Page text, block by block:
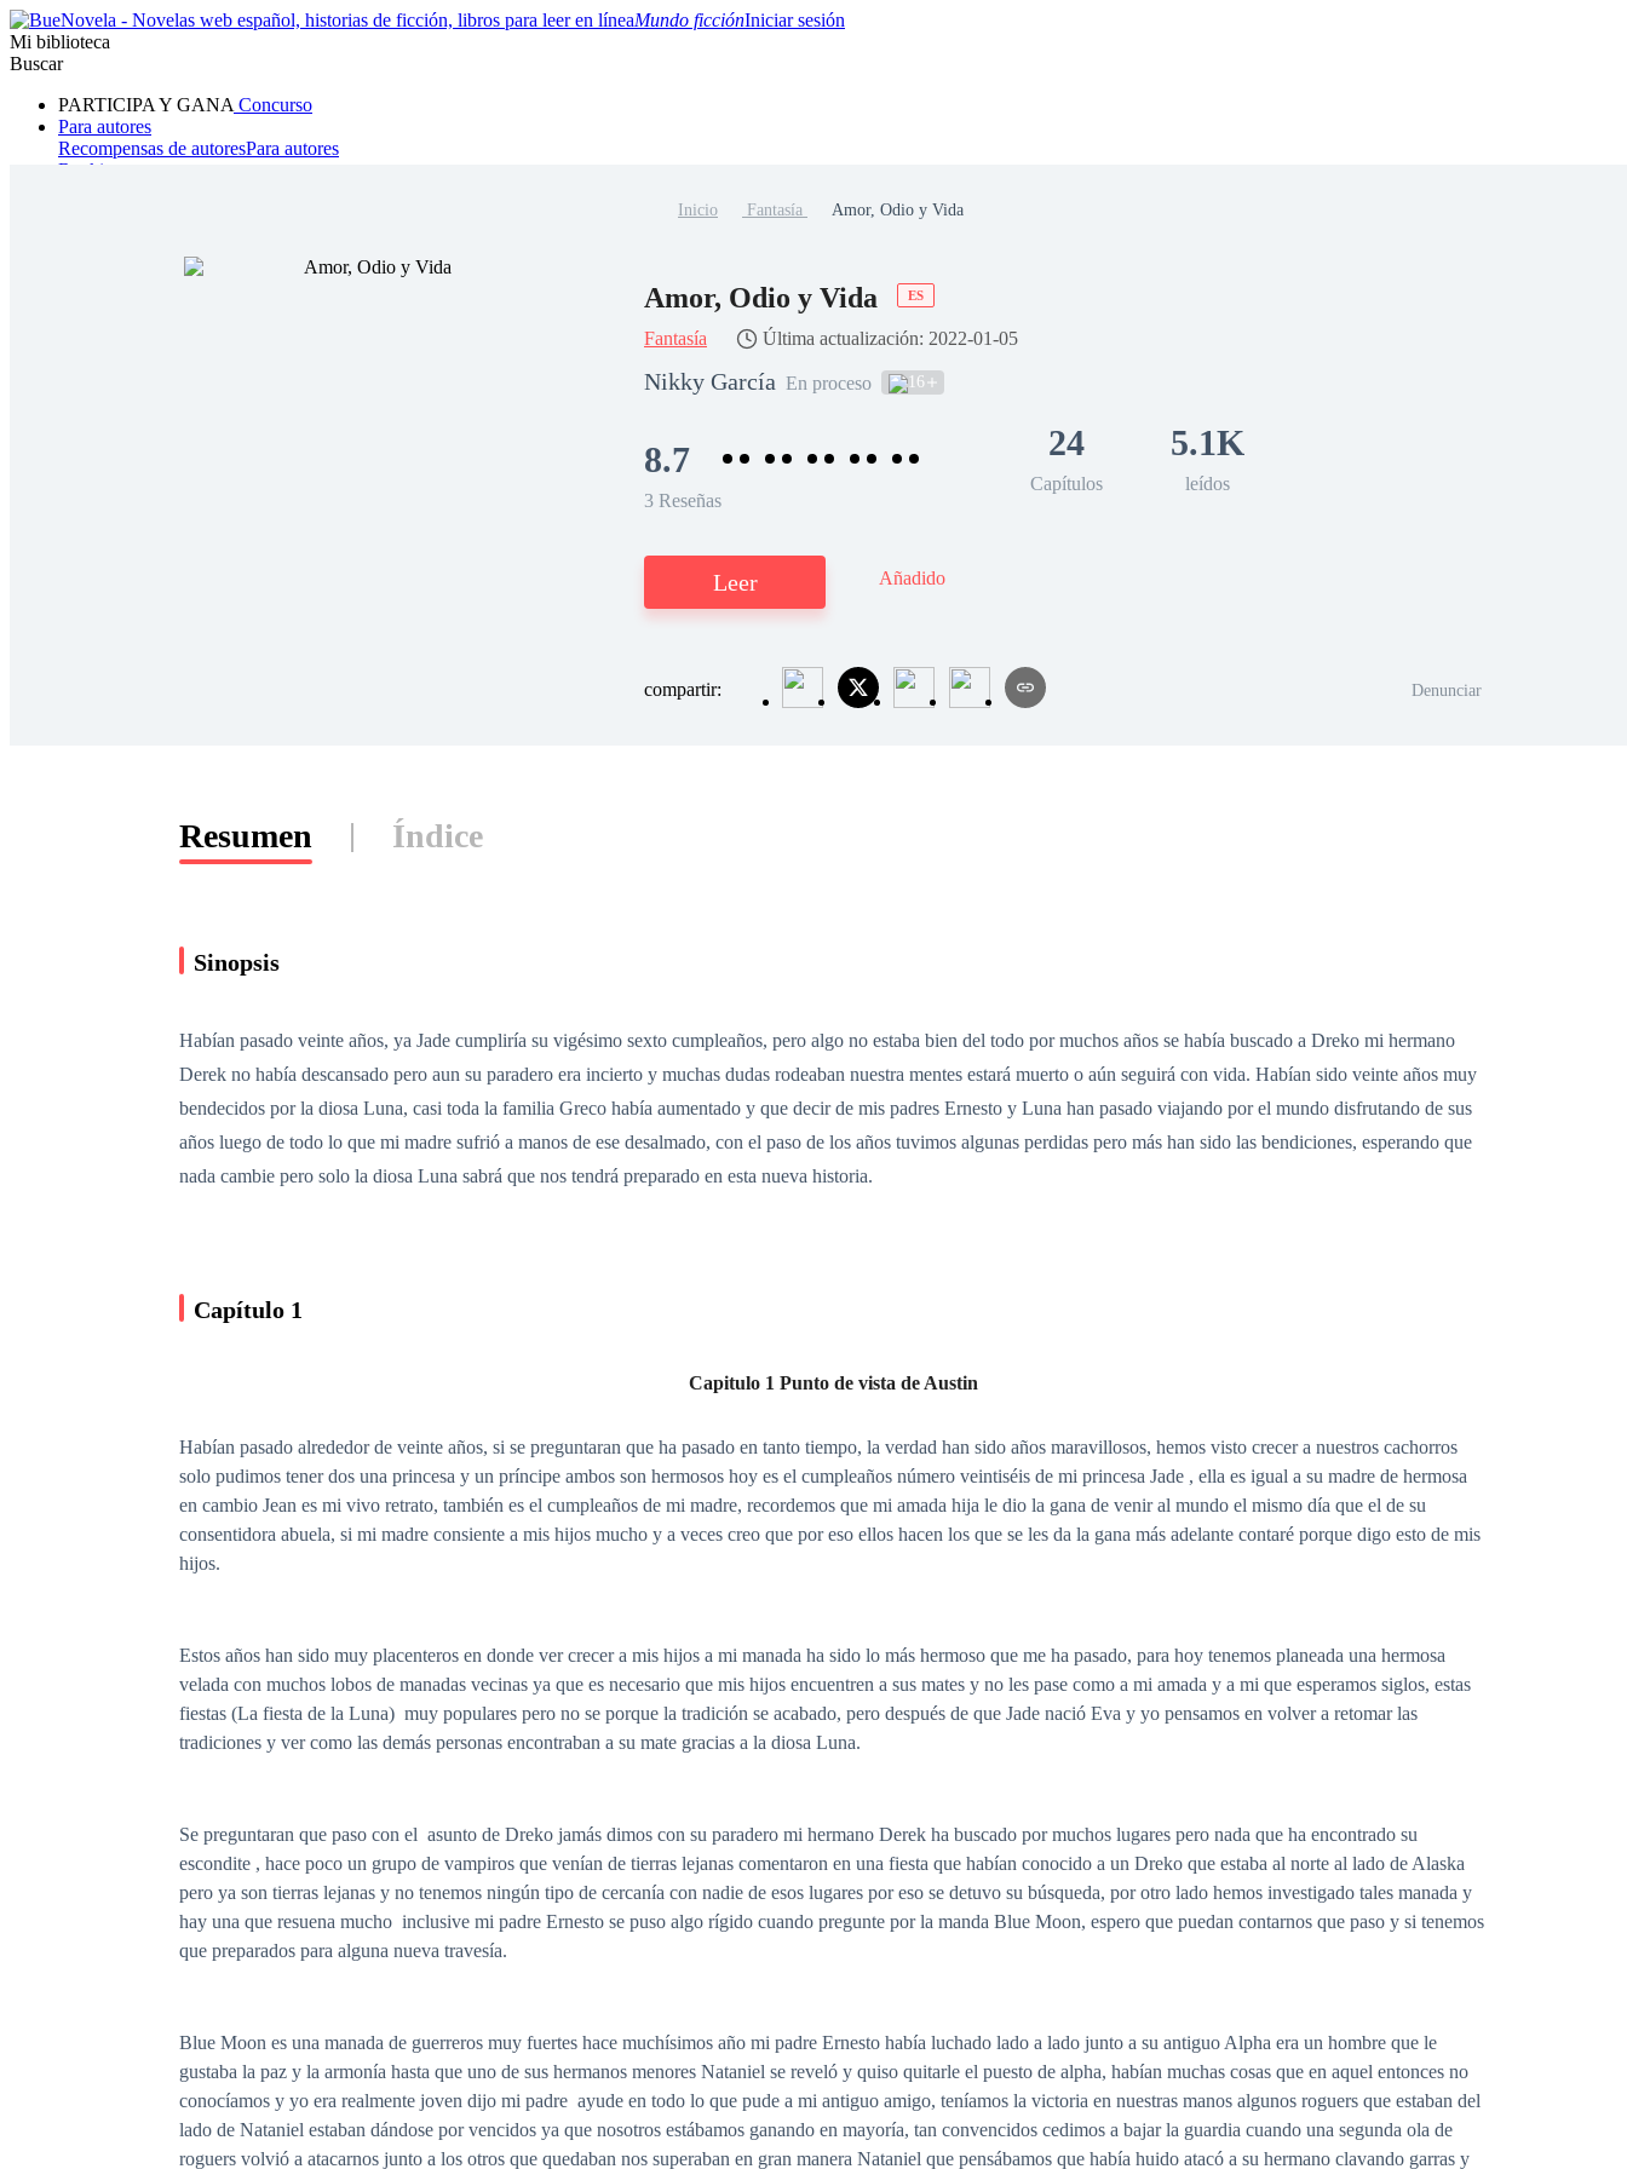
Mundo ficciónIniciar sesión
Mi biblioteca
Buscar
PARTICIPA Y GANA Concurso
Para autores
Recompensas de autoresPara autores
Ranking
Hombre lobo Mafia Sistema Fantasía
Inicio Fantasía Amor, Odio y Vida
Amor, Odio y Vida ES
Fantasía Última actualización: 2022-01-05
Nikky García En proceso 16
8.7
3 Reseñas
24
Capítulos
5.1K
leídos
Leer Añadido
compartir: Denunciar
Resumen Índice
Sinopsis
Habían pasado veinte años, ya Jade cumpliría su vigésimo sexto cumpleaños, pero algo no estaba bien del todo por muchos años se había buscado a Dreko mi hermano
Derek no había descansado pero aun su paradero era incierto y muchas dudas rodeaban nuestra mentes estará muerto o aún seguirá con vida. Habían sido veinte años muy
bendecidos por la diosa Luna, casi toda la familia Greco había aumentado y que decir de mis padres Ernesto y Luna han pasado viajando por el mundo disfrutando de sus
años luego de todo lo que mi madre sufrió a manos de ese desalmado, con el paso de los años tuvimos algunas perdidas pero más han sido las bendiciones, esperando que
nada cambie pero solo la diosa Luna sabrá que nos tendrá preparado en esta nueva historia.
Capítulo 1
Capitulo 1 Punto de vista de Austin
Habían pasado alrededor de veinte años, si se preguntaran que ha pasado en tanto tiempo, la verdad han sido años maravillosos, hemos visto crecer a nuestros cachorros
solo pudimos tener dos una princesa y un príncipe ambos son hermosos hoy es el cumpleaños número veintiséis de mi princesa Jade , ella es igual a su madre de hermosa
en cambio Jean es mi vivo retrato, también es el cumpleaños de mi madre, recordemos que mi amada hija le dio la gana de venir al mundo el mismo día que el de su
consentidora abuela, si mi madre consiente a mis hijos mucho y a veces creo que por eso ellos hacen los que se les da la gana más adelante contaré porque digo esto de mis
hijos.
Estos años han sido muy placenteros en donde ver crecer a mis hijos a mi manada ha sido lo más hermoso que me ha pasado, para hoy tenemos planeada una hermosa
velada con muchos lobos de manadas vecinas ya que es necesario que mis hijos encuentren a sus mates y no les pase como a mi amada y a mi que esperamos siglos, estas
fiestas (La fiesta de la Luna) muy populares pero no se porque la tradición se acabado, pero después de que Jade nació Eva y yo pensamos en volver a retomar las
tradiciones y ver como las demás personas encontraban a su mate gracias a la diosa Luna.
Se preguntaran que paso con el asunto de Dreko jamás dimos con su paradero mi hermano Derek ha buscado por muchos lugares pero nada que ha encontrado su
escondite , hace poco un grupo de vampiros que venían de tierras lejanas comentaron en una fiesta que habían conocido a un Dreko que estaba al norte al lado de Alaska
pero ya son tierras lejanas y no tenemos ningún tipo de cercanía con nadie de esos lugares por eso se detuvo su búsqueda, por otro lado hemos investigado tales manada y
hay una que resuena mucho inclusive mi padre Ernesto se puso algo rígido cuando pregunte por la manda Blue Moon, espero que puedan contarnos que paso y si tenemos
que preparados para alguna nueva travesía.
Blue Moon es una manada de guerreros muy fuertes hace muchísimos año mi padre Ernesto había luchado lado a lado junto a su antiguo Alpha era un hombre que le
gustaba la paz y la armonía hasta que uno de sus hermanos menores Nataniel se reveló y quiso quitarle el puesto de alpha, habían muchas cosas que en aquel entonces no
conocíamos y yo era realmente joven dijo mi padre ayude en todo lo que pude a mi antiguo amigo, teníamos la victoria en nuestras manos algunos roguers que estaban del
lado de Nataniel estaban dándose por vencidos ya que nosotros estábamos ganando en mayoría, tan convencidos cedimos a bajar la guardia cuando una segunda ola de
roguers volvió a atacarnos junto a los otros que quedaban nos superaban en gran manera Nataniel que pensábamos que había huido atacó a su hermano clavando garras y